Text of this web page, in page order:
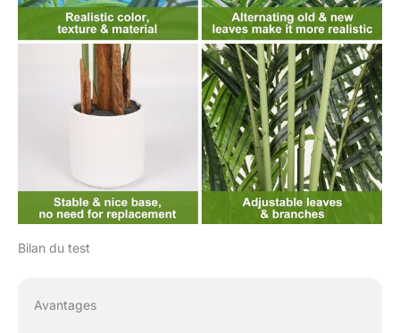
Bilan du test
Avantages